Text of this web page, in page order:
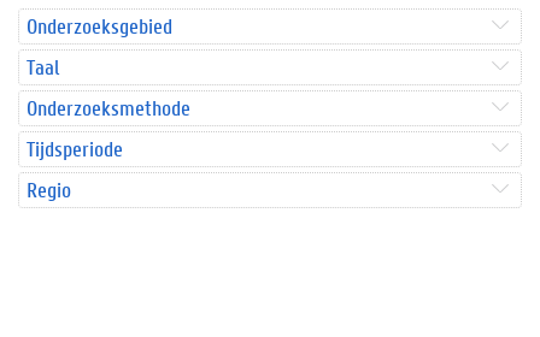
Onderzoeksgebied
Taal
Onderzoeksmethode
Tijdsperiode
Regio